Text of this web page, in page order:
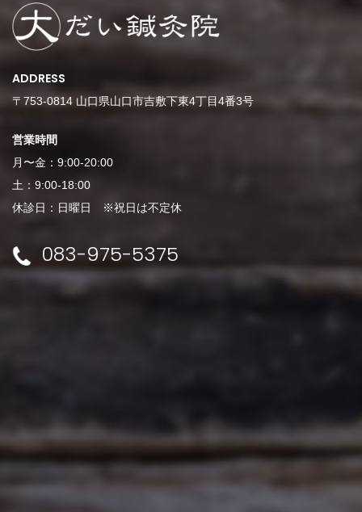
ADDRESS
〒753-0814 山口県山口市吉敷下東4丁目4番3号
営業時間
月〜金：9:00-20:00
土：9:00-18:00
休診日：日曜日 ※祝日は不定休
083-975-5375